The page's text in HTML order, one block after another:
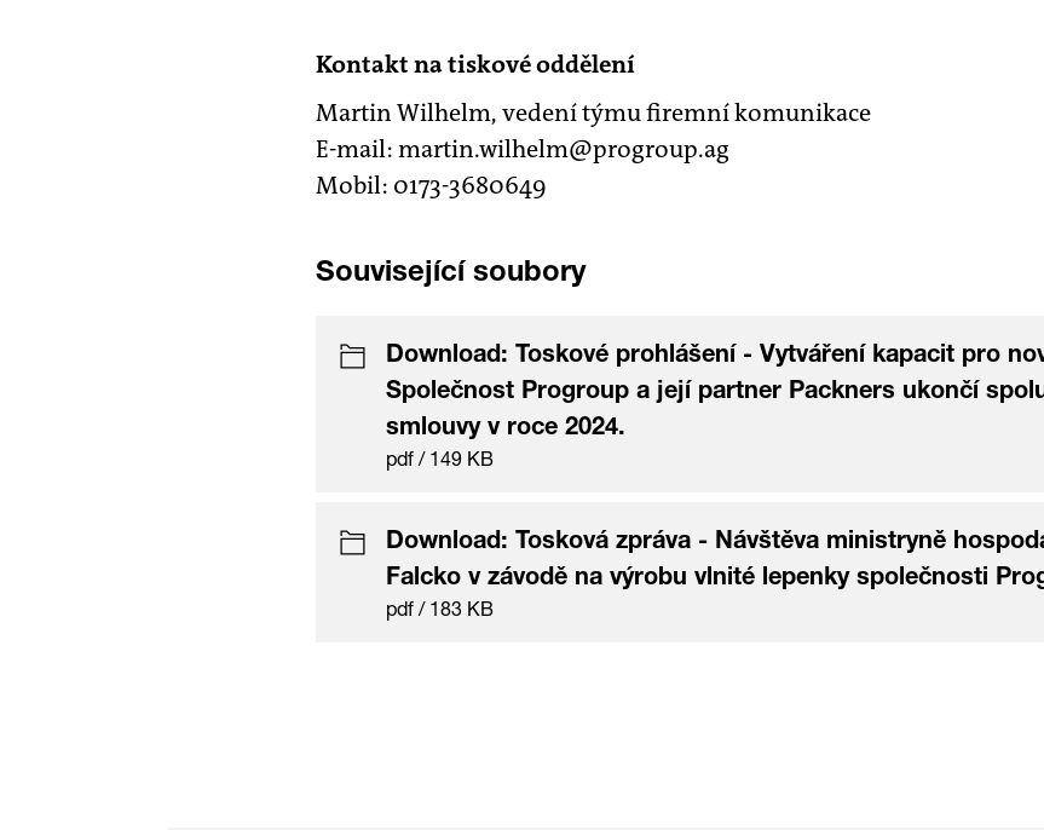
Kontakt na tiskové oddělení
Martin Wilhelm, vedení týmu firemní komunikace
E-mail: martin.wilhelm@progroup.ag
Mobil: 0173-3680649
Související soubory
Download: Toskové prohlášení - Vytváření kapacit pro
Společnost Progroup a její partner Packners ukončí
smlouvy v roce 2024.
pdf / 149 KB
Download: Tosková zpráva - Návštěva ministryně
Falcko v závodě na výrobu vlnité lepenky společnosti
pdf / 183 KB